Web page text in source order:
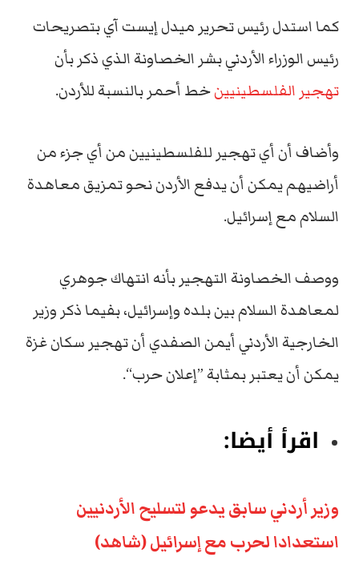
كما استدل رئيس تحرير ميدل إيست آي بتصريحات
رئيس الوزراء الأردني بشر الخصاونة الذي ذكر بأن
تهجير الفلسطينيينخط أحمر بالنسبة للأردن.
وأضاف أن أي تهجير للفلسطينيين من أي جزء من
أراضيهم يمكن أن يدفع الأردن نحو تمزيق معاهدة
السلام مع إسرائيل.
ووصف الخصاونة التهجير بأنه انتهاك جوهري
لمعاهدة السلام بين بلده وإسرائيل، بفيما ذكر وزير
الخارجية الأردني أيمن الصفدي أن تهجير سكان غزة
يمكن أن يعتبر بمثابة ”إعلان حرب“.
اقرأ أيضا:
وزير أردني سابق يدعو لتسليح الأردنيين
استعدادا لحرب مع إسرائيل (شاهد)